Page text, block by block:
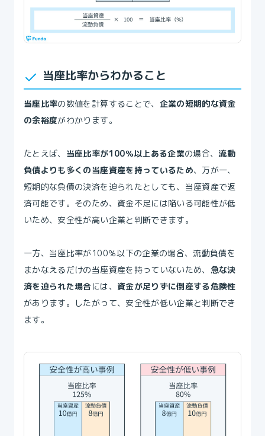
当座比率からわかること
当座比率の数値を計算することで、 企業の短期的な資金
の余裕度がわかります。
たとえば、 当座比率が100％以上ある企業の場合、 流動
負債よりも多くの当座資産を持っているため、万が一、
短期的な負債の決済を迫られたとしても、当座資産で返
済可能です。そのため、資金不足には陥いる可能性が低
いため、安全性が高い企業と判断できます。
一方、当座比率が100％以下の企業の場合、流動負債を
まかなえるだけの当座資産を持っていないため、 急な決
済を迫られた場合 には、 資金が足りずに倒産する危険性
があります。したがって、安全性が低い企業と判断でき
ます。